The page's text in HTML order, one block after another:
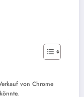
von Chrome